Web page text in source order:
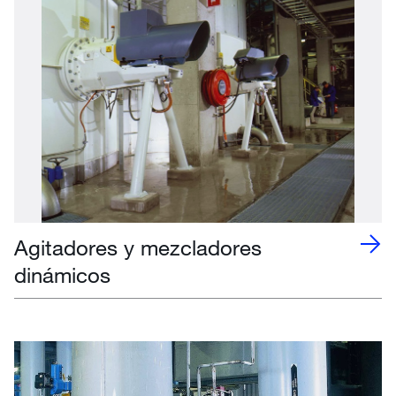
Agitadores y mezcladores
dinámicos